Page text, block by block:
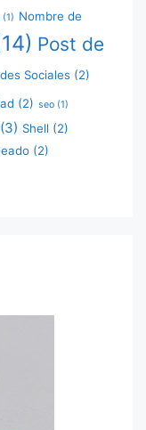
(1) Nombre de
Post de
Sociales (2)
(2) seo (1)
(3) Shell (2)
(2)